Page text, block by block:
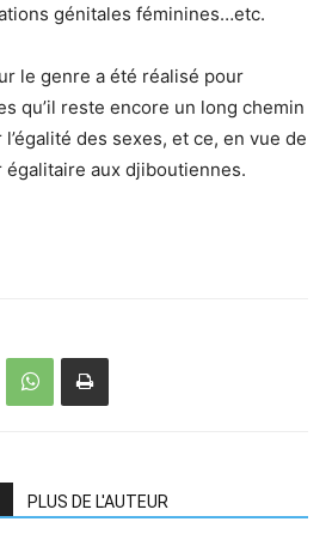
génitales féminines…etc.
le genre a été réalisé pour
qu’il reste encore un long chemin
des sexes, et ce, en vue de
aux djiboutiennes.
PLUS DE L'AUTEUR